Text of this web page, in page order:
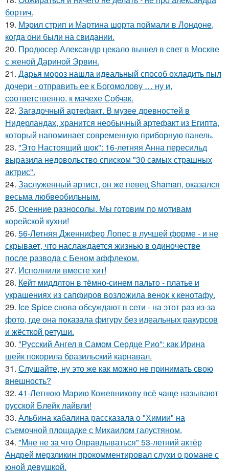
бортич.
19. Мэрил стрип и Мартина шорта поймали в Лондоне,
когда они были на свидании.
20. Продюсер Александр цекало вышел в свет в Москве
с женой Дариной Эрвин.
21. Дарья мороз нашла идеальный способ охладить пыл
дочери - отправить ее к Богомолову … ну и,
соответственно, к мачехе Собчак.
22. Загадочный артефакт. В музее древностей в
Нидерландах, хранится необычный артефакт из Египта,
который напоминает современную приборную панель.
23. "Это Настоящий шок": 16-летняя Анна пересильд
выразила недовольство списком "30 самых страшных
актрис".
24. Заслуженный артист, он же певец Shaman, оказался
весьма любвеобильным.
25. Осенние разносолы. Мы готовим по мотивам
корейской кухни!
26. 56-Летняя Дженнифер Лопес в лучшей форме - и не
скрывает, что наслаждается жизнью в одиночестве
после развода с Беном аффлеком.
27. Исполнили вместе хит!
28. Кейт миддлтон в тёмно-синем пальто - платье и
украшениях из сапфиров возложила венок к кенотафу.
29. Ice Spice снова обсуждают в сети - на этот раз из-за
фото, где она показала фигуру без идеальных ракурсов
и жёсткой ретуши.
30. "Русский Ангел в Самом Сердце Рио": как Ирина
шейк покорила бразильский карнавал.
31. Слушайте, ну это же как можно не принимать свою
внешность?
32. 41-Летнюю Марию Кожевникову всё чаще называют
русской Блейк лайвли!
33. Альбина кабалина рассказала о "Химии" на
съемочной площадке с Михаилом галустяном.
34. "Мне не за что Оправдываться" 53-летний актёр
Андрей мерзликин прокомментировал слухи о романе с
юной девушкой.